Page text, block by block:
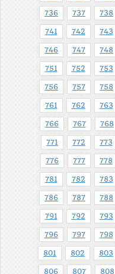
736 737 738
741 742 743
746 747 748
751 752 753
756 757 758
761 762 763
766 767 768
771 772 773
776 777 778
781 782 783
786 787 788
791 792 793
796 797 798
801 802 803
806 807 808